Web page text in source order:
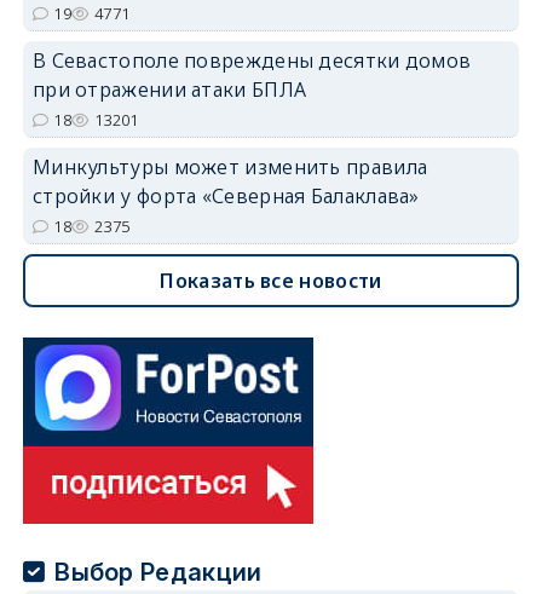
19 4771
В Севастополе повреждены десятки домов
при отражении атаки БПЛА
18 13201
Минкультуры может изменить правила
стройки у форта «Северная Балаклава»
18 2375
Показать все новости
Выбор Редакции